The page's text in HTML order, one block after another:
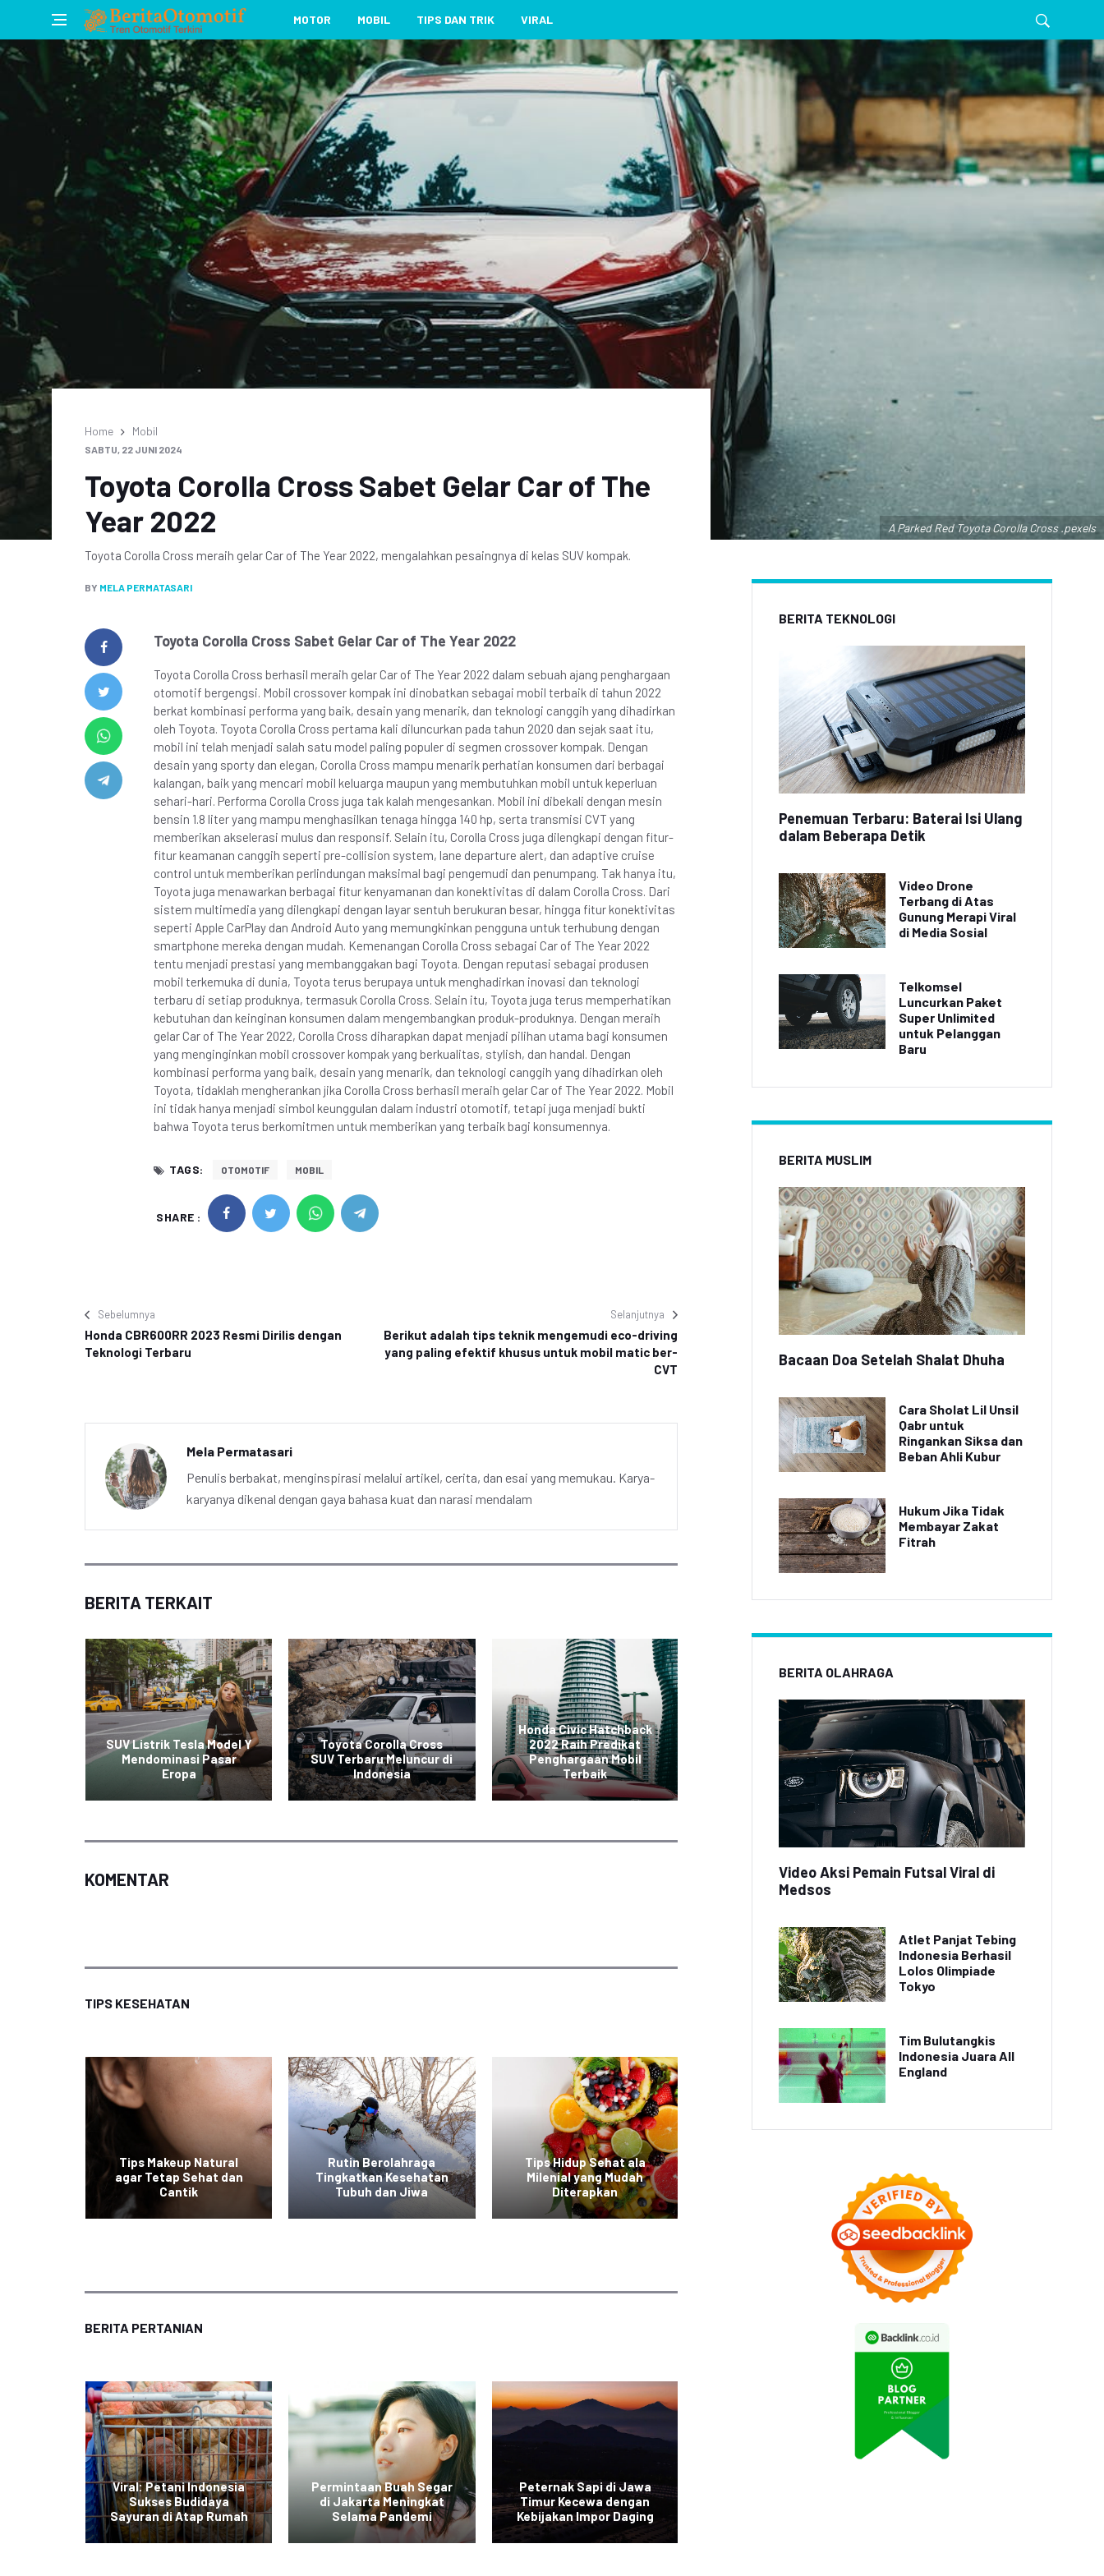
MOTOR MOBIL TIPS DAN TRIK VIRAL
A Parked Red Toyota Corolla Cross .pexels
Home Mobil
SABTU, 22 JUNI 2024
Toyota Corolla Cross Sabet Gelar Car of The
Year 2022
Toyota Corolla Cross meraih gelar Car of The Year 2022, mengalahkan pesaingnya di kelas SUV kompak.
BY MELA PERMATASARI
Toyota Corolla Cross Sabet Gelar Car of The Year 2022
Toyota Corolla Cross berhasil meraih gelar Car of The Year 2022 dalam sebuah ajang penghargaan
otomotif bergengsi. Mobil crossover kompak ini dinobatkan sebagai mobil terbaik di tahun 2022
berkat kombinasi performa yang baik, desain yang menarik, dan teknologi canggih yang dihadirkan
oleh Toyota. Toyota Corolla Cross pertama kali diluncurkan pada tahun 2020 dan sejak saat itu,
mobil ini telah menjadi salah satu model paling populer di segmen crossover kompak. Dengan
desain yang sporty dan elegan, Corolla Cross mampu menarik perhatian konsumen dari berbagai
kalangan, baik yang mencari mobil keluarga maupun yang membutuhkan mobil untuk keperluan
sehari-hari. Performa Corolla Cross juga tak kalah mengesankan. Mobil ini dibekali dengan mesin
bensin 1.8 liter yang mampu menghasilkan tenaga hingga 140 hp, serta transmisi CVT yang
memberikan akselerasi mulus dan responsif. Selain itu, Corolla Cross juga dilengkapi dengan fitur-
fitur keamanan canggih seperti pre-collision system, lane departure alert, dan adaptive cruise
control untuk memberikan perlindungan maksimal bagi pengemudi dan penumpang. Tak hanya itu,
Toyota juga menawarkan berbagai fitur kenyamanan dan konektivitas di dalam Corolla Cross. Dari
sistem multimedia yang dilengkapi dengan layar sentuh berukuran besar, hingga fitur konektivitas
seperti Apple CarPlay dan Android Auto yang memungkinkan pengguna untuk terhubung dengan
smartphone mereka dengan mudah. Kemenangan Corolla Cross sebagai Car of The Year 2022
tentu menjadi prestasi yang membanggakan bagi Toyota. Dengan reputasi sebagai produsen
mobil terkemuka di dunia, Toyota terus berupaya untuk menghadirkan inovasi dan teknologi
terbaru di setiap produknya, termasuk Corolla Cross. Selain itu, Toyota juga terus memperhatikan
kebutuhan dan keinginan konsumen dalam mengembangkan produk-produknya. Dengan meraih
gelar Car of The Year 2022, Corolla Cross diharapkan dapat menjadi pilihan utama bagi konsumen
yang menginginkan mobil crossover kompak yang berkualitas, stylish, dan handal. Dengan
kombinasi performa yang baik, desain yang menarik, dan teknologi canggih yang dihadirkan oleh
Toyota, tidaklah mengherankan jika Corolla Cross berhasil meraih gelar Car of The Year 2022. Mobil
ini tidak hanya menjadi simbol keunggulan dalam industri otomotif, tetapi juga menjadi bukti
bahwa Toyota terus berkomitmen untuk memberikan yang terbaik bagi konsumennya.
TAGS: OTOMOTIF MOBIL
SHARE :
Sebelumnya
Honda CBR600RR 2023 Resmi Dirilis dengan
Teknologi Terbaru
Selanjutnya
Berikut adalah tips teknik mengemudi eco-driving
yang paling efektif khusus untuk mobil matic ber-
CVT
Mela Permatasari
Penulis berbakat, menginspirasi melalui artikel, cerita, dan esai yang memukau. Karya-
karyanya dikenal dengan gaya bahasa kuat dan narasi mendalam
BERITA TERKAIT
SUV Listrik Tesla Model Y
Mendominasi Pasar
Eropa
Toyota Corolla Cross
SUV Terbaru Meluncur di
Indonesia
Honda Civic Hatchback
2022 Raih Predikat
Penghargaan Mobil
Terbaik
SUV Listrik Tesla Model Y
Mendominasi Pasar
Eropa
Toyota Corolla Cross
SUV Terbaru Meluncur di
Indonesia
KOMENTAR
TIPS KESEHATAN
Tips Makeup Natural
agar Tetap Sehat dan
Cantik
Rutin Berolahraga
Tingkatkan Kesehatan
Tubuh dan Jiwa
Tips Hidup Sehat ala
Milenial yang Mudah
Diterapkan
Tingkatkan Kesehatan
Tubuh dan Jiwa
BERITA PERTANIAN
Viral: Petani Indonesia
Sukses Budidaya
Sayuran di Atap Rumah
Permintaan Buah Segar
di Jakarta Meningkat
Selama Pandemi
Peternak Sapi di Jawa
Timur Kecewa dengan
Kebijakan Impor Daging
BERITA TEKNOLOGI
Penemuan Terbaru: Baterai Isi Ulang
dalam Beberapa Detik
Video Drone
Terbang di Atas
Gunung Merapi Viral
di Media Sosial
Telkomsel
Luncurkan Paket
Super Unlimited
untuk Pelanggan
Baru
BERITA MUSLIM
Bacaan Doa Setelah Shalat Dhuha
Cara Sholat Lil Unsil
Qabr untuk
Ringankan Siksa dan
Beban Ahli Kubur
Hukum Jika Tidak
Membayar Zakat
Fitrah
BERITA OLAHRAGA
Video Aksi Pemain Futsal Viral di
Medsos
Atlet Panjat Tebing
Indonesia Berhasil
Lolos Olimpiade
Tokyo
Tim Bulutangkis
Indonesia Juara All
England